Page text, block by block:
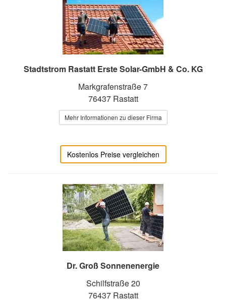
Stadtstrom Rastatt Erste Solar-GmbH & Co. KG
Markgrafenstraße 7
76437 Rastatt
Mehr Informationen zu dieser Firma
Kostenlos Preise vergleichen
Dr. Groß Sonnenenergie
Schilfstraße 20
76437 Rastatt